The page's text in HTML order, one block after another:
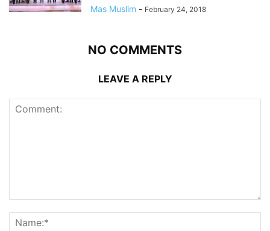
Mas Muslim - February 24, 2018
NO COMMENTS
LEAVE A REPLY